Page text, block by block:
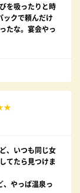
を吸ったりと時
ックで頼んだけ
たな。宴会やっ
、いつも同じ女
てたら見つけま
、やっぱ温泉っ